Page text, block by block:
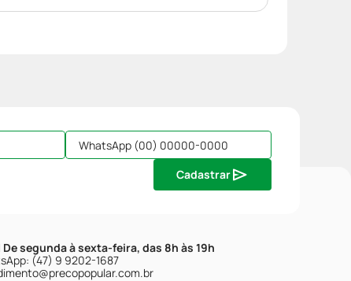
Cadastrar
De segunda à sexta-feira, das 8h às 19h
(47) 9 9202-1687